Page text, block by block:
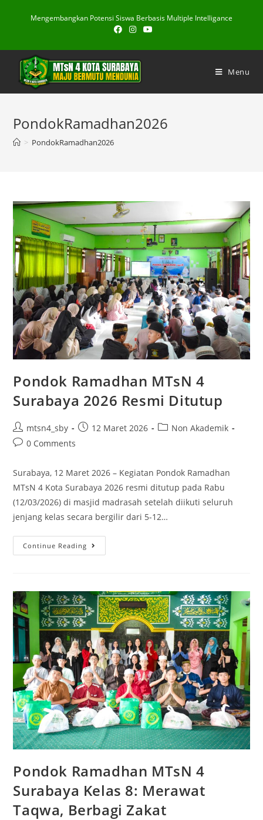
Mengembangkan Potensi Siswa Berbasis Multiple Intelligance
Menu
PondokRamadhan2026
> PondokRamadhan2026
Pondok Ramadhan MTsN 4
Surabaya 2026 Resmi Ditutup
Post
author:
mtsn4_sby
Post12 Maret 2026
PostNon Akademik
Post0 Comments
Surabaya, 12 Maret 2026 – Kegiatan Pondok Ramadhan
MTsN 4 Kota Surabaya 2026 resmi ditutup pada Rabu
(12/03/2026) di masjid madrasah setelah diikuti seluruh
jenjang kelas secara bergilir dari 5-12…
Continue Reading
Ramadhan
Surabaya
2026
Resmi
Ditutup
Pondok Ramadhan MTsN 4
Surabaya Kelas 8: Merawat
Taqwa, Berbagi Zakat